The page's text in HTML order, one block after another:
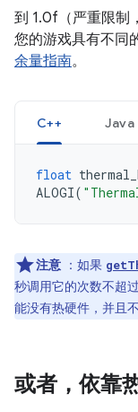
到 1.0f（严重限制，
您的游戏具有不同
余量指南。
C++ Java
float
ALOGI(
注意 ：如果
秒调用它的次数不超
能没有热硬件，并且
或者，依靠